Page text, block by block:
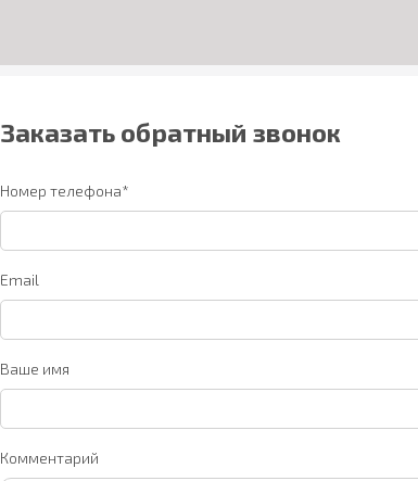
Заказать обратный звонок
Номер телефона*
Email
Ваше имя
Комментарий